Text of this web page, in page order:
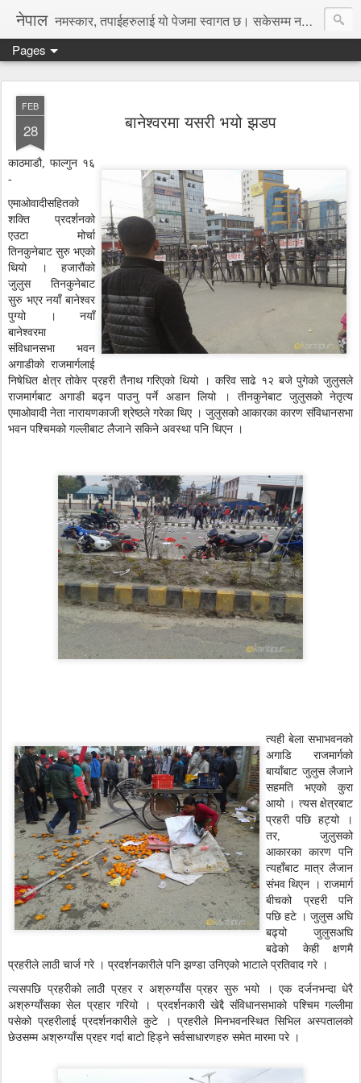
नेपाल नमस्कार, तपाईहरुलाई यो पेजमा स्वागत छ। सकेसम्म नया तथा रोचक जानकारी, समाचार पस्कने छु।
Pages
FEB
28 बानेश्वरमा यसरी भयो झडप
काठमाडौ, फाल्गुन १६
-
एमाओवादीसहितकाे
शक्ति प्रदर्शनको
एउटा मोर्चा
तिनकुनेबाट सुरु भएको
थियो । हजारौंको
जुलुस तिनकुनेबाट
सुरु भएर नयाँ बानेश्वर
पुग्यो । नयाँ
बानेश्वरमा
संविधानसभा भवन
अगाडीको राजमार्गलाई
निषेधित क्षेत्र तोकेर प्रहरी तैनाथ गरिएको थियो । करिव साढे १२ बजे पुगेको जुलुसले
राजमार्गबाट अगाडी बढ्न पाउनु पर्ने अडान लियो । तीनकुनेबाट जुलुसको नेतृत्य
एमाओवादी नेता नारायणकाजी श्रेष्ठले गरेका थिए । जुलुसको आकारका कारण संविधानसभा
भवन पश्चिमको गल्लीबाट लैजाने सकिने अवस्था पनि थिएन ।
त्यही बेला सभाभवनको
अगाडि राजमार्गको
बायाँबाट जुलुस लैजाने
सहमति भएको कुरा
आयो । त्यस क्षेत्रबाट
प्रहरी पछि हट्यो ।
तर, जुलुसको
आकारका कारण पनि
त्यहाँबाट मात्र लैजान
संभव थिएन । राजमार्ग
बीचको प्रहरी पनि
पछि हटे । जुलुस अघि
बढ्यो जुलुसअघि
बढेको केही क्षणमै
प्रहरीले लाठी चार्ज गरे । प्रदर्शनकारीले पनि झण्डा उनिएको भाटाले प्रतिवाद गरे ।
त्यसपछि प्रहरीको लाठी प्रहर र अश्रुग्याँस प्रहर सुरु भयो । एक दर्जनभन्दा धेरै
अश्रुग्याँसका सेल प्रहार गरियो । प्रदर्शनकारी खेद्दै संविधानसभाको पश्चिम गल्लीमा
पसेको प्रहरीलाई प्रदर्शनकारीले कुटे । प्रहरीले मिनभवनस्थित सिभिल अस्पतालको
छेउसम्म अश्रुग्याँस प्रहर गर्दा बाटो हिड्ने सर्वसाधारणहरु समेत मारमा परे ।